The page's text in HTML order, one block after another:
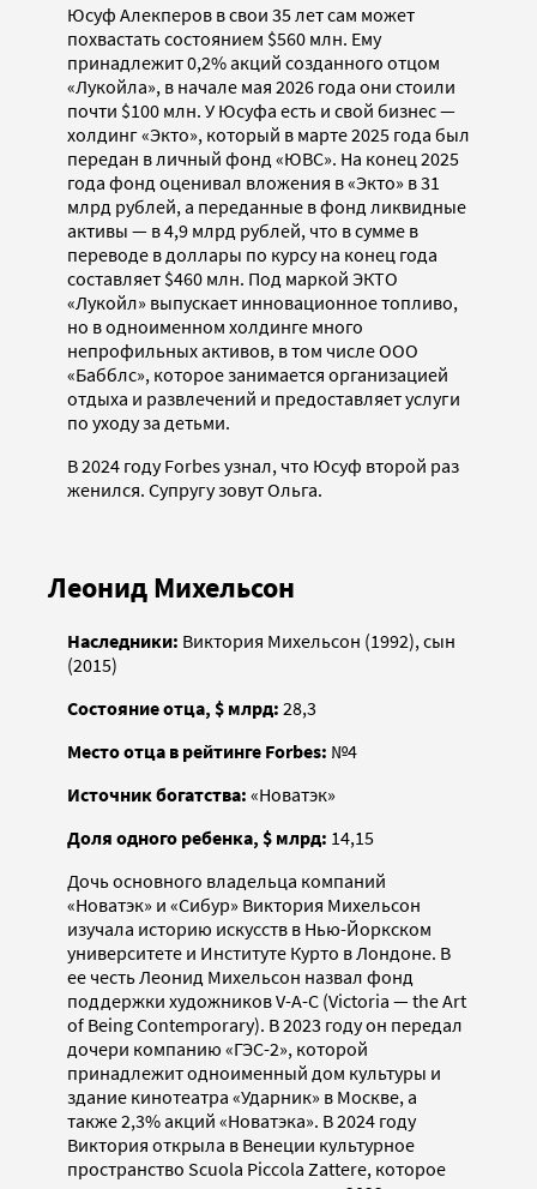
Юсуф Алекперов в свои 35 лет сам может
похвастать состоянием $560 млн. Ему
принадлежит 0,2% акций созданного отцом
«Лукойла», в начале мая 2026 года они стоили
почти $100 млн. У Юсуфа есть и свой бизнес —
холдинг «Экто», который в марте 2025 года был
передан в личный фонд «ЮВС». На конец 2025
года фонд оценивал вложения в «Экто» в 31
млрд рублей, а переданные в фонд ликвидные
активы — в 4,9 млрд рублей, что в сумме в
переводе в доллары по курсу на конец года
составляет $460 млн. Под маркой ЭКТО
«Лукойл» выпускает инновационное топливо,
но в одноименном холдинге много
непрофильных активов, в том числе ООО
«Бабблс», которое занимается организацией
отдыха и развлечений и предоставляет услуги
по уходу за детьми.
В 2024 году Forbes узнал, что Юсуф второй раз
женился. Супругу зовут Ольга.
Леонид Михельсон
Наследники: Виктория Михельсон (1992), сын
(2015)
Состояние отца, $ млрд: 28,3
Место отца в рейтинге Forbes: №4
Источник богатства: «Новатэк»
Доля одного ребенка, $ млрд: 14,15
Дочь основного владельца компаний
«Новатэк» и «Сибур» Виктория Михельсон
изучала историю искусств в Нью-Йоркском
университете и Институте Курто в Лондоне. В
ее честь Леонид Михельсон назвал фонд
поддержки художников V-A-C (Victoria — the Art
of Вeing Contemporary). В 2023 году он передал
дочери компанию «ГЭС-2», которой
принадлежит одноименный дом культуры и
здание кинотеатра «Ударник» в Москве, а
также 2,3% акций «Новатэка». В 2024 году
Виктория открыла в Венеции культурное
пространство Scuola Piccola Zattere, которое